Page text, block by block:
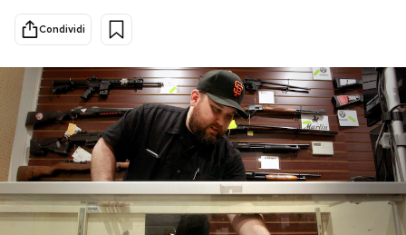
Cultura
Economia
Sport
Mondiali calcio 2026
PODCAST
NEWSLETTER
Condividi